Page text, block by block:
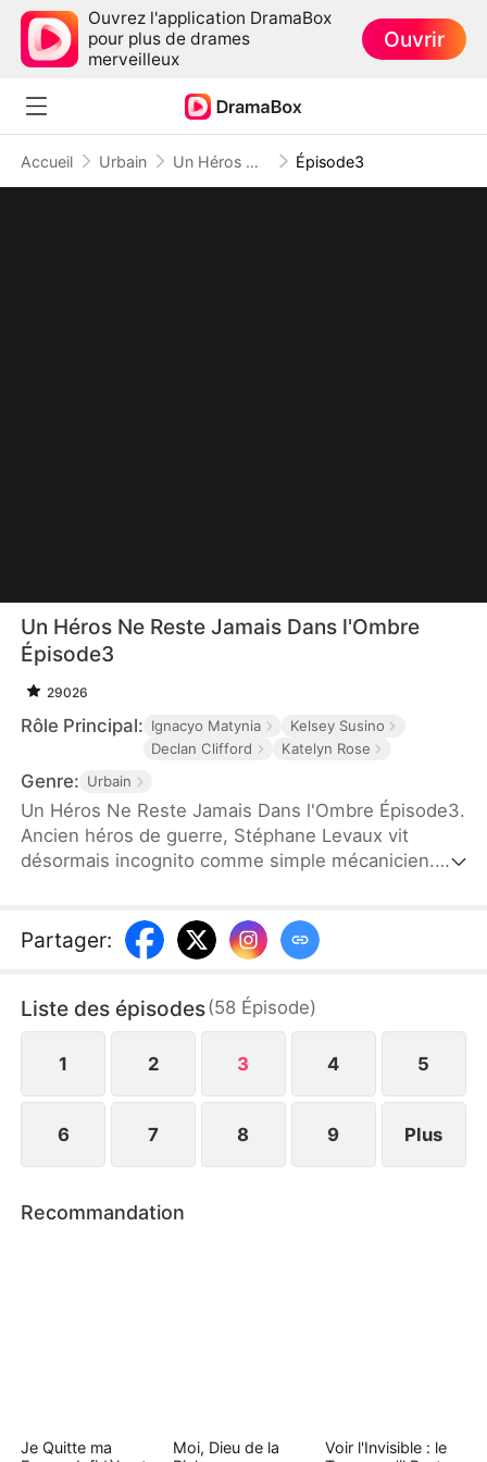
Ouvrez l'application DramaBox
pour plus de drames
merveilleux
Ouvrir
Accueil Urbain Un Héros Ne Reste Jamais Dans l'Ombre Épisode3
Un Héros Ne Reste Jamais Dans l'Ombre
Épisode3
29026
Rôle Principal: Ignacyo Matynia
Kelsey Susino
Declan Clifford
Katelyn Rose
Genre: Urbain
Un Héros Ne Reste Jamais Dans l'Ombre Épisode3.
Ancien héros de guerre, Stéphane Levaux vit
désormais incognito comme simple mécanicien.
amour, corruption et vengeance, il va découvrir
qu'un véritable héros n'échappe jamais à son
Partager:
Liste des épisodes(58 Épisode)
1 2 3 4 5
6 7 8 9 Plus
Recommandation
Je Quitte ma
Moi, Dieu de la
Voir l'Invisible : le